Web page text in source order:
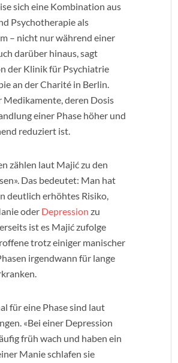
sich eine Kombination aus
Psychotherapie als
– nicht nur während einer
darüber hinaus, sagt
der Klinik für Psychiatrie
an der Charité in Berlin.
Medikamente, deren Dosis
einer Phase höher und
reduziert ist.
zählen laut Majić zu den
Das bedeutet: Man hat
deutlich erhöhtes Risiko,
oder Depression zu
ist es Majić zufolge
trotz einiger manischer
irgendwann für lange
für eine Phase sind laut
«Bei einer Depression
früh wach und haben ein
Manie schlafen sie